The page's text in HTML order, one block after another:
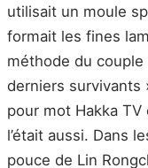
utilisait un moule
formait les fines
méthode du couple
derniers survivants
pour mot Hakka TV
l’était aussi. Dans
pouce de Lin